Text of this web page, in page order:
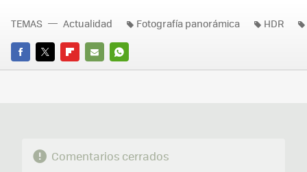
FACEBOOK
TWITTERFLIPBOARD
E-
WHATSAPP
TEMAS Actualidad Fotografía panorámica HDR
Comentarios cerrados